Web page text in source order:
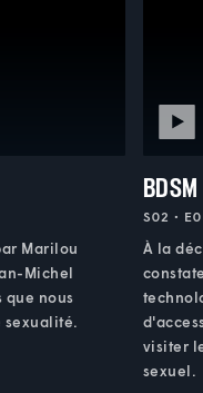
Marilou
Michel
que nous
sexualité.
BDSM
S02 •
À la
visiter
sexuel.